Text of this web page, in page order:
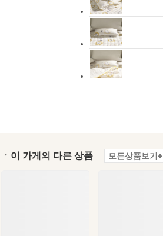
ㆍ이 가게의 다른 상품 모든상품보기+